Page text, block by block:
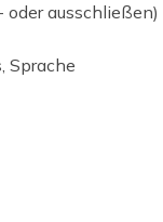
ausschließen)
Sprache